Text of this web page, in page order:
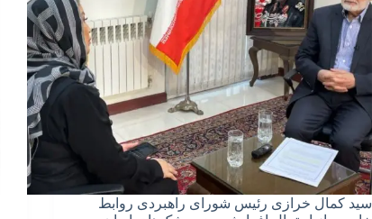
سید کمال خرازی رئیس شورای راهبردی روابط